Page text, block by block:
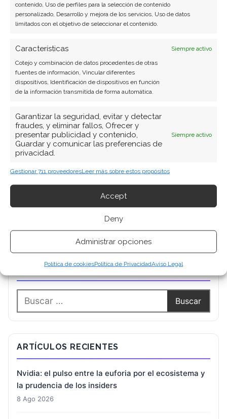
contenido, Uso de perfiles para la selección de contenido
personalizado, Desarrollo y mejora de los servicios, Uso de datos
limitados con el objetivo de seleccionar el contenido.
Características
Siempre activo
Cotejo y combinación de datos procedentes de otras
fuentes de información, Vincular diferentes
dispositivos, Identificación de dispositivos en función
de la información transmitida de forma automática.
Garantizar la seguridad, evitar y detectar
fraudes, y eliminar fallos, Ofrecer y
presentar publicidad y contenido,
Guardar y comunicar las preferencias de
privacidad.
Siempre activo
Gestionar 711 proveedoresLeer más sobre estos propósitos
Accept
Deny
Administrar opciones
Política de cookiesPolítica de PrivacidadAviso Legal
BUSCAR
ARTÍCULOS RECIENTES
Nvidia: el pulso entre la euforia por el ecosistema y
la prudencia de los insiders
8 Ago 2026